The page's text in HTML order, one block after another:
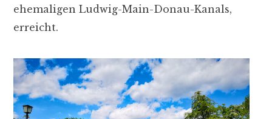
ehemaligen Ludwig-Main-Donau-Kanals,
erreicht.